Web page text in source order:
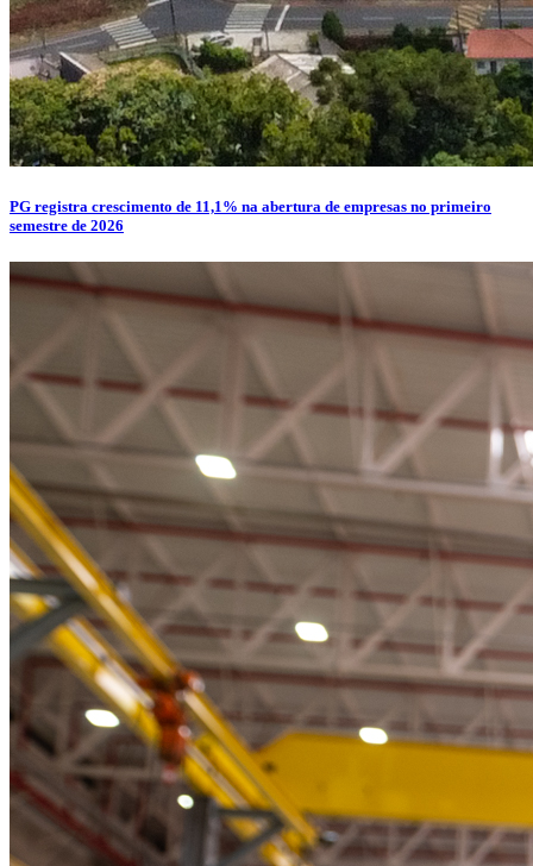
PG registra crescimento de 11,1% na abertura de empresas no primeiro
semestre de 2026